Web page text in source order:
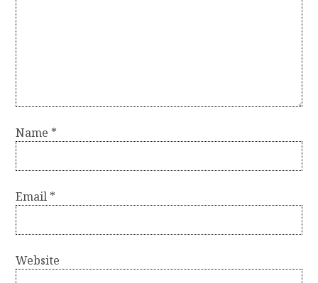
Name *
Email *
Website